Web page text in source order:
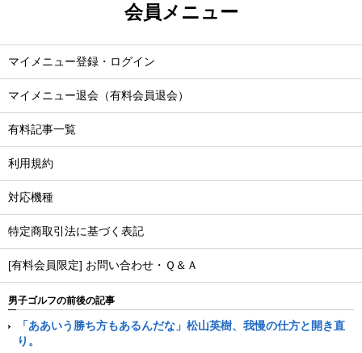
会員メニュー
マイメニュー登録・ログイン
マイメニュー退会（有料会員退会）
有料記事一覧
利用規約
対応機種
特定商取引法に基づく表記
[有料会員限定] お問い合わせ・Ｑ＆Ａ
男子ゴルフの前後の記事
「ああいう勝ち方もあるんだな」松山英樹、我慢の仕方と開き直
り。